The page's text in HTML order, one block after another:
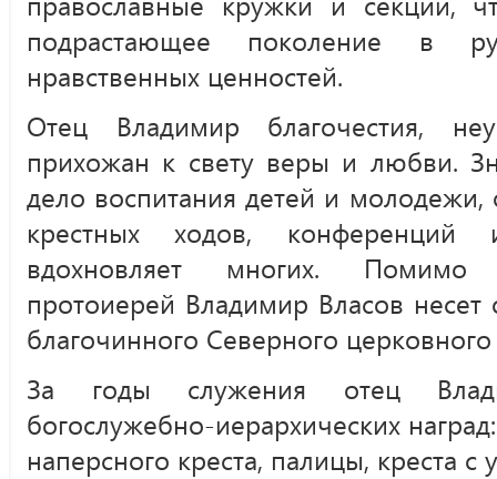
подрастающее поколение в
нравственных ценностей.
Отец Владимир благочестия,
прихожан к свету веры и любви.
дело воспитания детей и молодежи,
крестных ходов,
вдохновляет многих. Помимо
протоиерей Владимир Власов несет
благочинного Северного
За годы служения отец
богослужебно-иерархических
наперсного креста, палицы, креста